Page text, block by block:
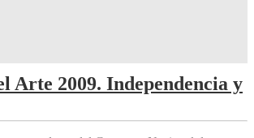
Arte 2009. Independencia y